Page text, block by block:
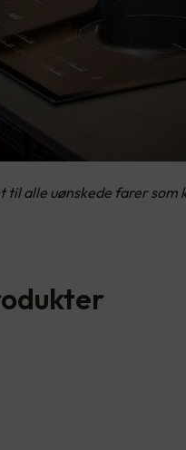
alle uønskede farer som